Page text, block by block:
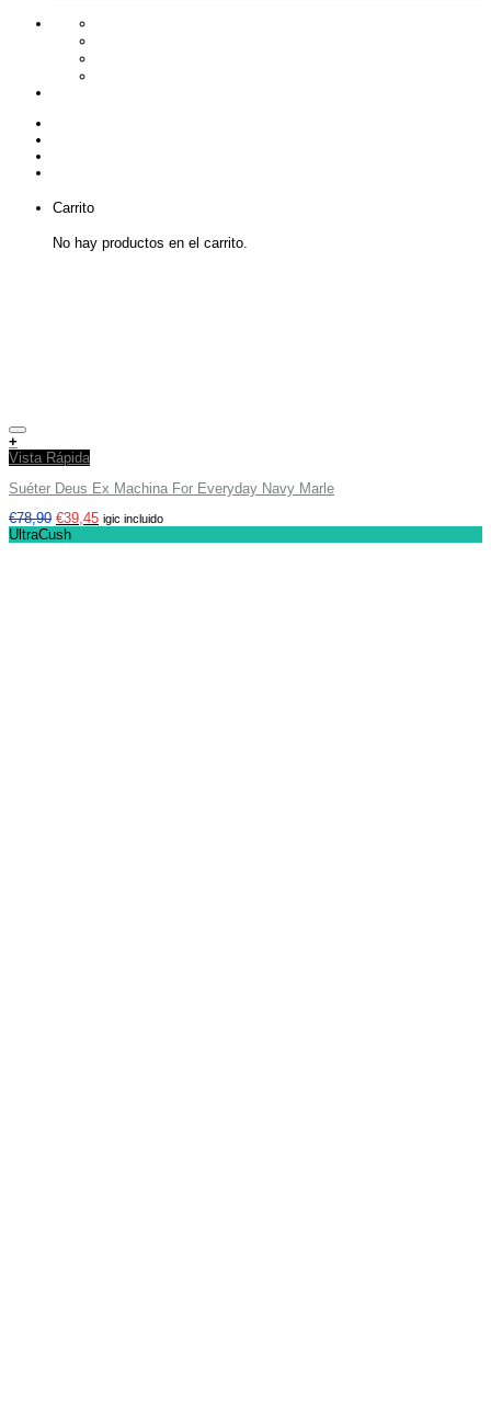
Carrito
No hay productos en el carrito.
+
Vista Rápida
Suéter Deus Ex Machina For Everyday Navy Marle
€78,90 €39,45 igic incluido
UltraCush